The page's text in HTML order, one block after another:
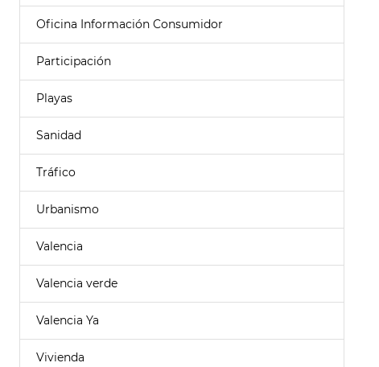
Oficina Información Consumidor
Participación
Playas
Sanidad
Tráfico
Urbanismo
Valencia
Valencia verde
Valencia Ya
Vivienda